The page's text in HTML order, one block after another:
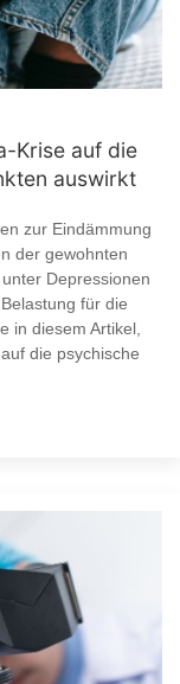
Krise auf die
auswirkt
zur Eindämmung
der gewohnten
Depressionen
für die
in diesem Artikel,
die psychische